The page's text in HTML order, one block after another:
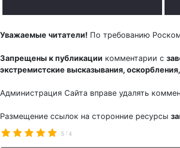
Уважаемые читатели! По требованию
Запрещены к публикации комментарии с
экстремистские высказывания,
Администрация Сайта вправе удалять
Размещение ссылок на сторонние ресурсы
5 /4